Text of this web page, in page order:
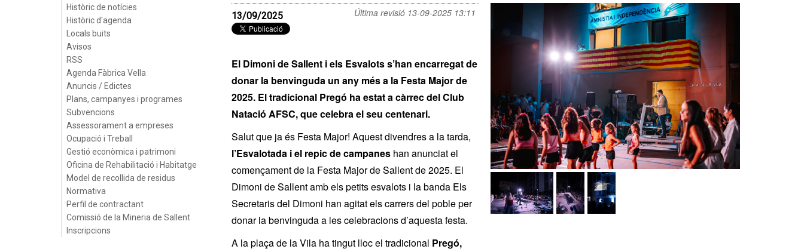
Històric de notícies
Històric d'agenda
Locals buits
Avisos
RSS
Agenda Fàbrica Vella
Anuncis / Edictes
Plans, campanyes i programes
Subvencions
Assessorament a empreses
Ocupació i Treball
Gestió econòmica i patrimoni
Oficina de Rehabilitació i Habitatge
Model de recollida de residus
Normativa
Perfil de contractant
Comissió de la Mineria de Sallent
Inscripcions
Última revisió 13-09-2025 13:11
13/09/2025
El Dimoni de Sallent i els Esvalots s’han encarregat de
donar la benvinguda un any més a la Festa Major de
2025. El tradicional Pregó ha estat a càrrec del Club
Natació AFSC, que celebra el seu centenari.
Salut que ja és Festa Major! Aquest divendres a la tarda,
l’Esvalotada i el repic de campanes han anunciat el
començament de la Festa Major de Sallent de 2025. El
Dimoni de Sallent amb els petits esvalots i la banda Els
Secretaris del Dimoni han agitat els carrers del poble per
donar la benvinguda a les celebracions d’aquesta festa.
A la plaça de la Vila ha tingut lloc el tradicional Pregó,